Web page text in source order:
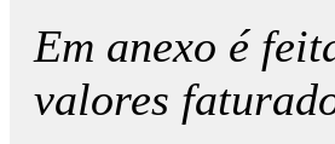
Em anexo é
valores